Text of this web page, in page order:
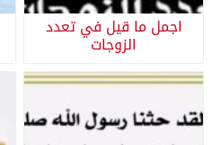
اجمل ما قيل في تعدد
الزوجات